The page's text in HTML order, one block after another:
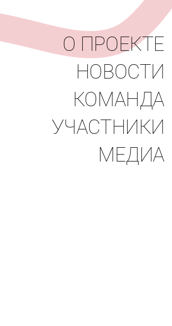
Участники Медиа
О ПРОЕКТЕ
НОВОСТИ
КОМАНДА
УЧАСТНИКИ
МЕДИА